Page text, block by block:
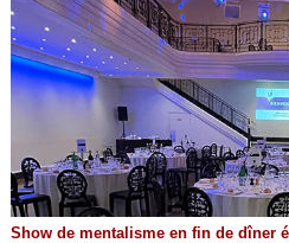
Show de mentalisme en fin de dîner